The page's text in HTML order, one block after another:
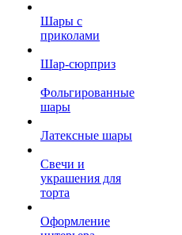
Шары с
приколами
Шар-сюрприз
Фольгированные
шары
Латексные шары
Свечи и
украшения для
торта
Оформление